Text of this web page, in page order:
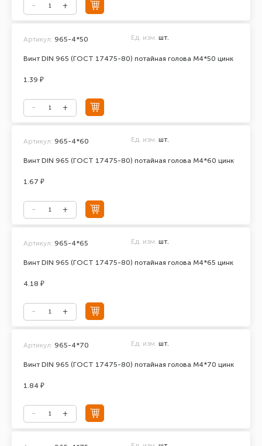
Винт DIN 965 (ГОСТ 17475-80) потайная голова М4*50 цинк
Артикул: 965-4*50 Ед. изм. шт.
1.39 ₽
Винт DIN 965 (ГОСТ 17475-80) потайная голова М4*60 цинк
Артикул: 965-4*60 Ед. изм. шт.
1.67 ₽
Винт DIN 965 (ГОСТ 17475-80) потайная голова М4*65 цинк
Артикул: 965-4*65 Ед. изм. шт.
4.18 ₽
Винт DIN 965 (ГОСТ 17475-80) потайная голова М4*70 цинк
Артикул: 965-4*70 Ед. изм. шт.
1.84 ₽